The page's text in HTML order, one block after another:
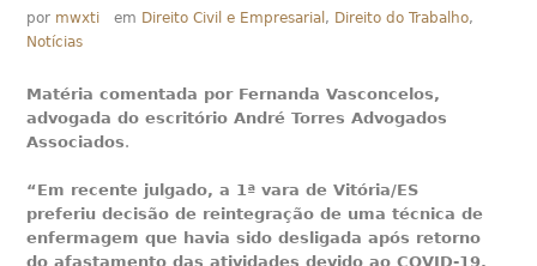
por mwxti em Direito Civil e Empresarial , Direito do Trabalho,
Notícias
Matéria comentada por Fernanda Vasconcelos,
advogada do escritório André Torres Advogados
Associados.
“Em recente julgado, a 1ª vara de Vitória/ES
preferiu decisão de reintegração de uma técnica de
enfermagem que havia sido desligada após retorno
do afastamento das atividades devido ao COVID-19.